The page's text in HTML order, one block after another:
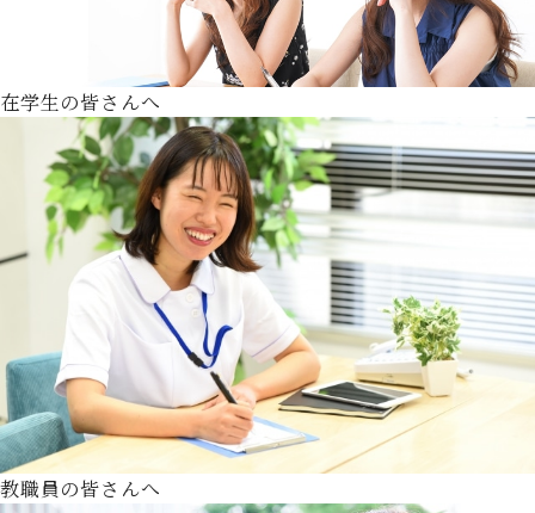
在学生の皆さんへ
教職員の皆さんへ